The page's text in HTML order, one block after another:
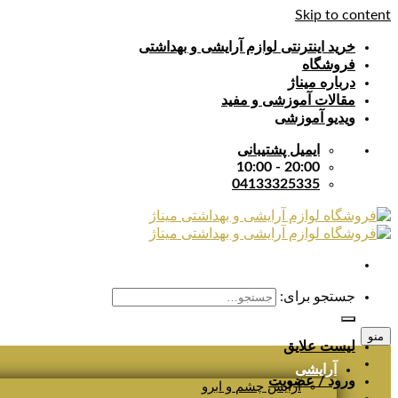
Skip to content
خرید اینترنتی لوازم آرایشی و بهداشتی
فروشگاه
درباره میناژ
مقالات آموزشی و مفید
ویدیو آموزشی
ایمیل پشتیبانی
20:00 - 10:00
04133325335
جستجو برای:
لیست علایق
ورود / عضویت
منو
آرایشی
آرایش چشم و ابرو